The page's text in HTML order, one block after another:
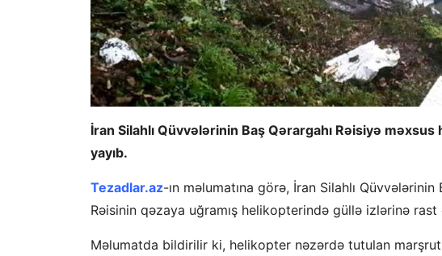
İran Silahlı Qüvvələrinin Baş Qərargahı Rəisiyə
yayıb.
Tezadlar.az-ın məlumatına görə, İran Silahlı
Rəisinin qəzaya uğramış helikopterində güllə izlərinə rast
Məlumatda bildirilir ki, helikopter nəzərdə tutulan